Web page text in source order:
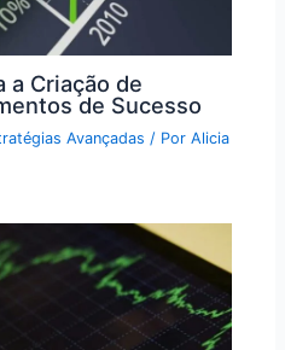
a Criação de
de Sucesso
Avançadas / PorAlicia